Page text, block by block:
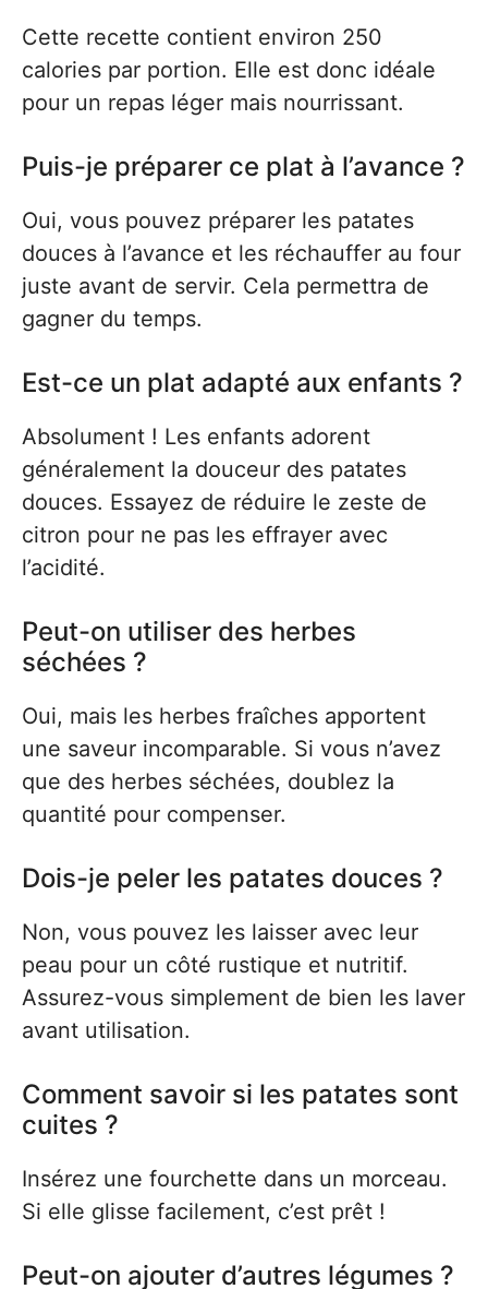
Cette recette contient environ 250
calories par portion. Elle est donc idéale
pour un repas léger mais nourrissant.
Puis-je préparer ce plat à l’avance ?
Oui, vous pouvez préparer les patates
douces à l’avance et les réchauffer au four
juste avant de servir. Cela permettra de
gagner du temps.
Est-ce un plat adapté aux enfants ?
Absolument ! Les enfants adorent
généralement la douceur des patates
douces. Essayez de réduire le zeste de
citron pour ne pas les effrayer avec
l’acidité.
Peut-on utiliser des herbes
séchées ?
Oui, mais les herbes fraîches apportent
une saveur incomparable. Si vous n’avez
que des herbes séchées, doublez la
quantité pour compenser.
Dois-je peler les patates douces ?
Non, vous pouvez les laisser avec leur
peau pour un côté rustique et nutritif.
Assurez-vous simplement de bien les laver
avant utilisation.
Comment savoir si les patates sont
cuites ?
Insérez une fourchette dans un morceau.
Si elle glisse facilement, c’est prêt !
Peut-on ajouter d’autres légumes ?